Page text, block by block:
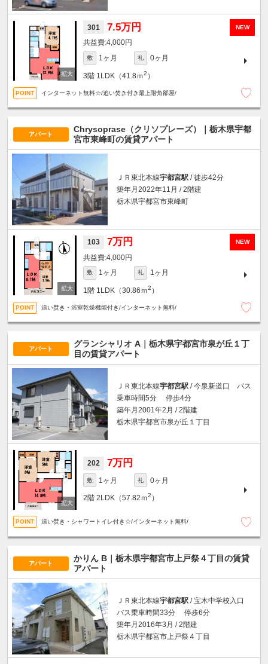
NEW
301 7.5万円
4,000円
敷 1ヶ月 礼 0ヶ月
3階 1LDK（41.8ｍ2 ）
インターネット無料☆/追い焚き付き最上階角部屋/
アパート
Chrysoprase（クリソプレーズ）｜栃木県宇都
宮市東峰町の賃貸アパート
ＪＲ東北本線宇都宮駅 / 徒歩42分
築年月2022年11月 / 2階建
栃木県宇都宮市東峰町
NEW
103 7万円
4,000円
敷 1ヶ月 礼 1ヶ月
1階 1LDK（30.86ｍ2 ）
追い焚き・浴室乾燥機能付き/インターネット無料/
アパート
グランシャリオ A｜栃木県宇都宮市泉が丘１丁
目の賃貸アパート
ＪＲ東北本線宇都宮駅 / 今泉新道口 バス
乗車時間5分 停歩4分
築年月2001年2月 / 2階建
栃木県宇都宮市泉が丘１丁目
202 7万円
敷 1ヶ月 礼 0ヶ月
2階 2LDK（57.82ｍ2 ）
追い焚き・シャワートイレ付き☆/インターネット無料/
アパート
かりん B｜栃木県宇都宮市上戸祭４丁目の賃貸
アパート
ＪＲ東北本線宇都宮駅 / 宝木中学校入口
バス乗車時間33分 停歩6分
築年月2016年3月 / 2階建
栃木県宇都宮市上戸祭４丁目